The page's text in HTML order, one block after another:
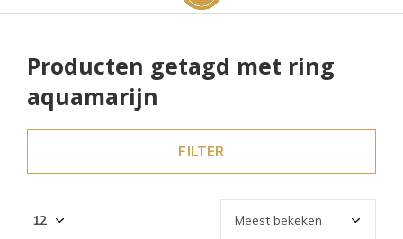
Producten getagd met ring
aquamarijn
FILTER